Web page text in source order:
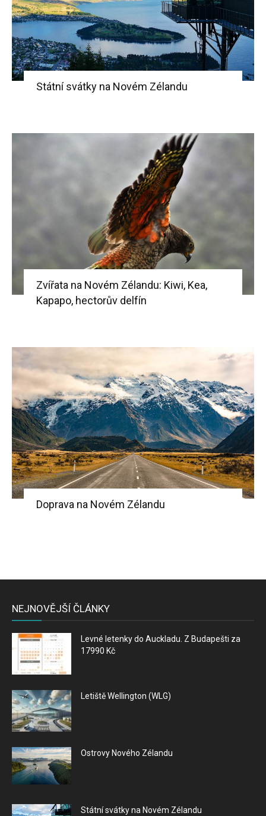
Státní svátky na Novém Zélandu
Zvířata na Novém Zélandu: Kiwi, Kea,
Kapapo, hectorův delfín
Doprava na Novém Zélandu
NEJNOVĚJŠÍ ČLÁNKY
Levné letenky do Auckladu. Z Budapešti za
17990 Kč
Letiště Wellington (WLG)
Ostrovy Nového Zélandu
Státní svátky na Novém Zélandu